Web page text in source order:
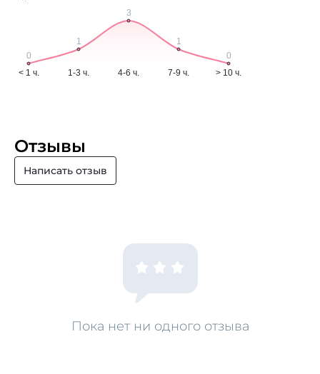
Отзывы
Написать отзыв
Пока нет ни одного отзыва